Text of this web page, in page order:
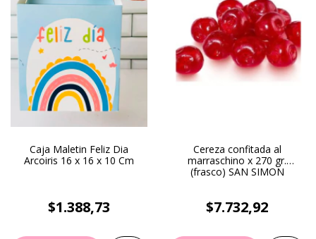
Caja Maletin Feliz Dia
Arcoiris 16 x 16 x 10 Cm
$1.388,73
Cereza confitada al
marraschino x 270 gr.
(frasco) SAN SIMON
$7.732,92